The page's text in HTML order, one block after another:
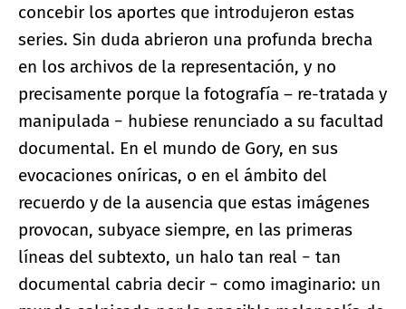
concebir los aportes que introdujeron estas
series. Sin duda abrieron una profunda brecha
en los archivos de la representación, y no
precisamente porque la fotografía – re-tratada y
manipulada − hubiese renunciado a su facultad
documental. En el mundo de Gory, en sus
evocaciones oníricas, o en el ámbito del
recuerdo y de la ausencia que estas imágenes
provocan, subyace siempre, en las primeras
líneas del subtexto, un halo tan real − tan
documental cabria decir − como imaginario: un